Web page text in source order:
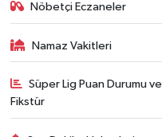
Nöbetçi Eczaneler
Namaz Vakitleri
Süper Lig Puan Durumu ve
Fikstür